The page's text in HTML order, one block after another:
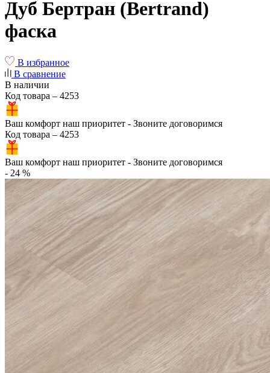
Дуб Бертран (Bertrand)
фаска
В избранное
В сравнение
В наличии
Код товара – 4253
Ваш комфорт наш приоритет - Звоните договоримся
Код товара – 4253
Ваш комфорт наш приоритет - Звоните договоримся
- 24 %